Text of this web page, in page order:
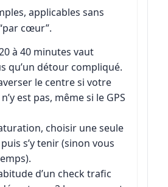
applicables sans
cœur”.
à 40 minutes vaut
qu’un détour compliqué.
le centre si votre
est pas, même si le GPS
choisir une seule
s’y tenir (sinon vous
d’un check trafic